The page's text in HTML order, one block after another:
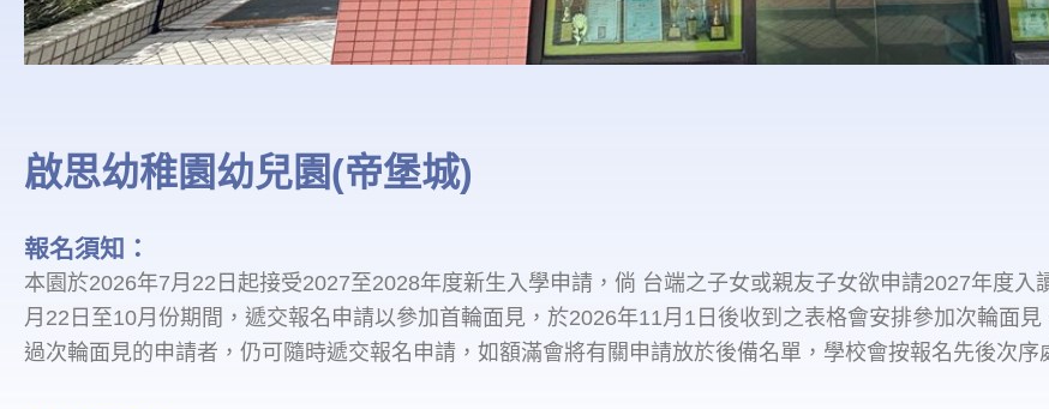
啟思幼稚園幼兒園(帝堡城)
報名須知：
本園於2026年7月22日起接受2027至2028年度新生入學申請，倘 台端之子女或親友子女欲申請2027年度入
月22日至10月份期間，遞交報名申請以參加首輪面見，於2026年11月1日後收到之表格會安排參加次輪面
過次輪面見的申請者，仍可隨時遞交報名申請，如額滿會將有關申請放於後備名單，學校會按報名先後次序